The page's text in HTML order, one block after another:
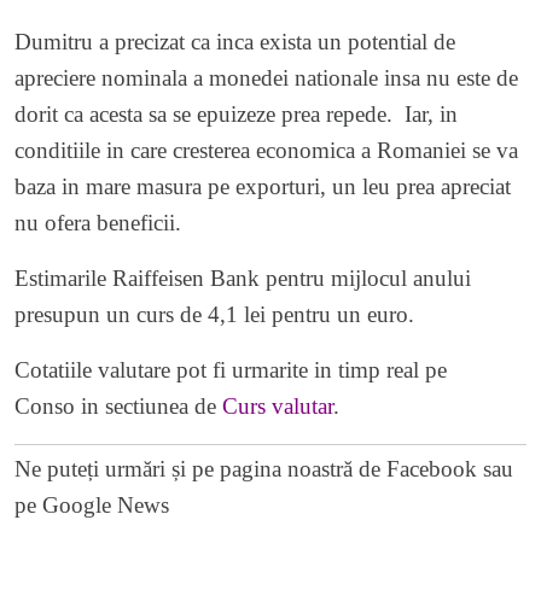
Dumitru a precizat ca inca exista un potential de
apreciere nominala a monedei nationale insa nu este de
dorit ca acesta sa se epuizeze prea repede. Iar, in
conditiile in care cresterea economica a Romaniei se va
baza in mare masura pe exporturi, un leu prea apreciat
nu ofera beneficii.
Estimarile Raiffeisen Bank pentru mijlocul anului
presupun un curs de 4,1 lei pentru un euro.
Cotatiile valutare pot fi urmarite in timp real pe
Conso in sectiunea de Curs valutar.
Ne puteți urmări și pe pagina noastră de Facebook sau
pe Google News